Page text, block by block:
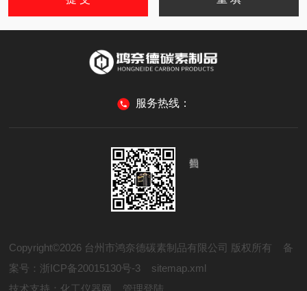
服务热线：
Copyright©2026 台州市鸿奈德碳素制品有限公司 版权所有 备
案号：浙ICP备20015130号-3
sitemap.xml
技术支持： 化工仪器网 管理登陆